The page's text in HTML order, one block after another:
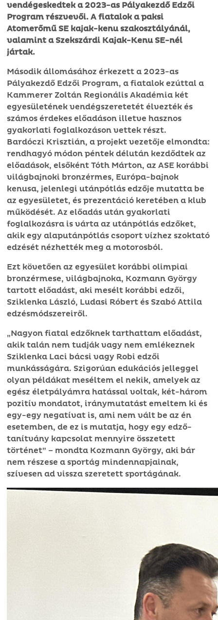
vendégeskedtek a 2023-as Pályakezdő Edzői
Program részvevői. A fiatalok a paksi
Atomerőmű SE kajak-kenu szakosztályánál,
valamint a Szekszárdi Kajak-Kenu SE-nél
jártak.
Második állomásához érkezett a 2023-as
Pályakezdő Edzői Program, a fiatalok ezúttal a
Kammerer Zoltán Regionális Akadémia két
egyesületének vendégszeretetét élvezték és
számos érdekes előadáson illetve hasznos
gyakorlati foglalkozáson vettek részt.
Bardóczi Krisztián, a projekt vezetője elmondta:
rendhagyó módon péntek délután kezdődtek az
előadások, elsőként Tóth Márton, az ASE korábbi
világbajnoki bronzérmes, Európa-bajnok
kenusa, jelenlegi utánpótlás edzője mutatta be
az egyesületet, és prezentáció keretében a klub
működését. Az előadás után gyakorlati
foglalkozásra is várta az utánpótlás edzőket,
akik egy alaputánpótlás csoport vízhez szoktató
edzését nézhették meg a motorosból.
Ezt követően az egyesület korábbi olimpiai
bronzérmese, világbajnoka, Kozmann György
tartott előadást, aki mesélt korábbi edzői,
Sziklenka László, Ludasi Róbert és Szabó Attila
edzésmódszereiről.
„Nagyon fiatal edzőknek tarthattam előadást,
akik talán nem tudják vagy nem emlékeznek
Sziklenka Laci bácsi vagy Robi edzői
munkásságára. Szigorúan edukációs jelleggel
olyan példákat meséltem el nekik, amelyek az
egész életpályámra hatással voltak, két-három
pozitív mondatot, iránymutatást emeltem ki és
egy-egy negatívat is, ami nem vált be az én
esetemben, de ez is mutatja, hogy egy edző-
tanítvány kapcsolat mennyire összetett
történet” – mondta Kozmann György, aki bár
nem részese a sportág mindennapjainak,
szívesen ad vissza szeretett sportágának.